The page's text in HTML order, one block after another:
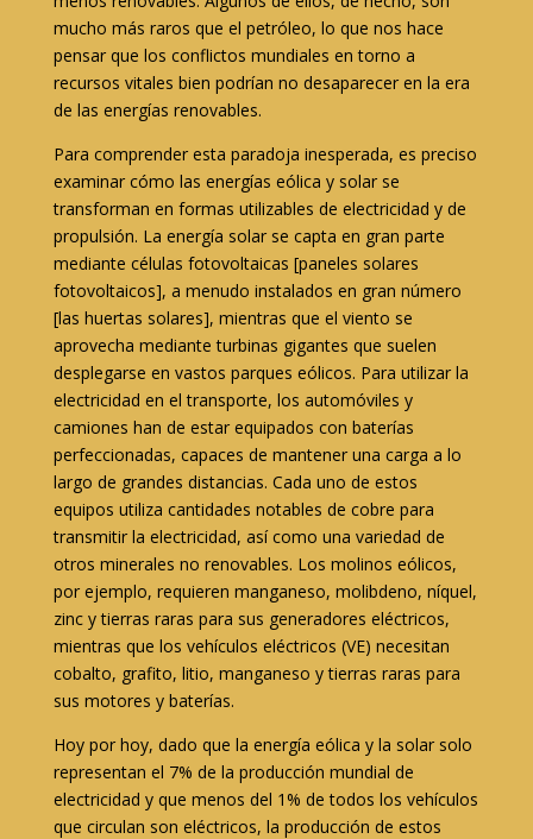
mucho más raros que el petróleo, lo que nos hace
pensar que los conflictos mundiales en torno a
recursos vitales bien podrían no desaparecer en la era
de las energías renovables.
Para comprender esta paradoja inesperada, es preciso
examinar cómo las energías eólica y solar se
transforman en formas utilizables de electricidad y de
propulsión. La energía solar se capta en gran parte
mediante células fotovoltaicas [paneles solares
fotovoltaicos], a menudo instalados en gran número
[las huertas solares], mientras que el viento se
aprovecha mediante turbinas gigantes que suelen
desplegarse en vastos parques eólicos. Para utilizar la
electricidad en el transporte, los automóviles y
camiones han de estar equipados con baterías
perfeccionadas, capaces de mantener una carga a lo
largo de grandes distancias. Cada uno de estos
equipos utiliza cantidades notables de cobre para
transmitir la electricidad, así como una variedad de
otros minerales no renovables. Los molinos eólicos,
por ejemplo, requieren manganeso, molibdeno, níquel,
zinc y tierras raras para sus generadores eléctricos,
mientras que los vehículos eléctricos (VE) necesitan
cobalto, grafito, litio, manganeso y tierras raras para
sus motores y baterías.
Hoy por hoy, dado que la energía eólica y la solar solo
representan el 7% de la producción mundial de
electricidad y que menos del 1% de todos los vehículos
que circulan son eléctricos, la producción de estos